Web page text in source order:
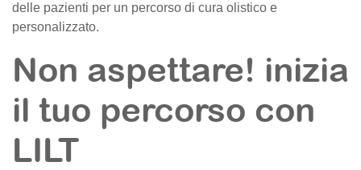
delle pazienti per un percorso di cura olistico e
personalizzato.
Non aspettare! inizia
il tuo percorso con
LILT